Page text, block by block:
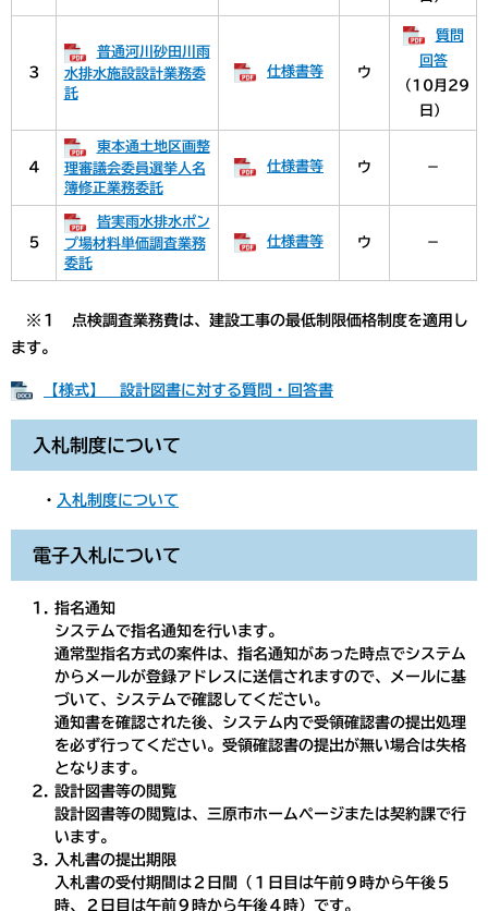
３
普通河川砂田川雨
水排水施設設計業務委
託
仕様書等 ウ
質問
回答
（10月29
日）
４
東本通土地区画整
理審議会委員選挙人名
簿修正業務委託
仕様書等 ウ －
５
皆実雨水排水ポン
プ場材料単価調査業務
委託
仕様書等 ウ －
※１ 点検調査業務費は、建設工事の最低制限価格制度を適用し
ます。
【様式】 設計図書に対する質問・回答書
入札制度について
・ 入札制度について
電子入札について
指名通知
システムで指名通知を行います。
通常型指名方式の案件は、指名通知があった時点でシステム
からメールが登録アドレスに送信されますので、メールに基
づいて、システムで確認してください。
通知書を確認された後、システム内で受領確認書の提出処理
を必ず行ってください。受領確認書の提出が無い場合は失格
となります。
設計図書等の閲覧
設計図書等の閲覧は、三原市ホームページまたは契約課で行
います。
入札書の提出期限
入札書の受付期間は２日間（１日目は午前９時から午後５
時、２日目は午前９時から午後４時）です。